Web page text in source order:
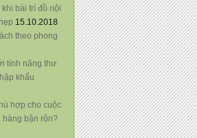
bài trí đồ nội
15.10.2018
theo phong
tính năng thư
khẩu
hợp cho cuộc
bận rộn?